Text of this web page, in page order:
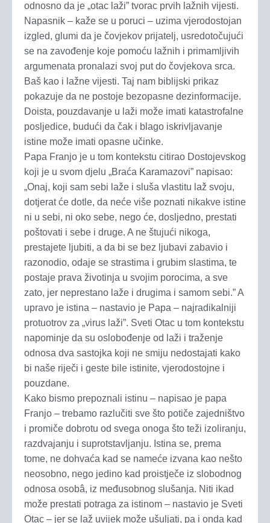
odnosno da je „otac laži” tvorac prvih lažnih vijesti.
Napasnik – kaže se u poruci – uzima vjerodostojan
izgled, glumi da je čovjekov prijatelj, usredotočujući
se na zavođenje koje pomoću lažnih i primamljivih
argumenata pronalazi svoj put do čovjekova srca.
Baš kao i lažne vijesti. Taj nam biblijski prikaz
pokazuje da ne postoje bezopasne dezinformacije.
Doista, pouzdavanje u laži može imati katastrofalne
posljedice, budući da čak i blago iskrivljavanje
istine može imati opasne učinke.
Papa Franjo je u tom kontekstu citirao Dostojevskog
koji je u svom djelu „Braća Karamazovi” napisao:
„Onaj, koji sam sebi laže i sluša vlastitu laž svoju,
dotjerat će dotle, da neće više poznati nikakve istine
ni u sebi, ni oko sebe, nego će, dosljedno, prestati
poštovati i sebe i druge. A ne štujući nikoga,
prestajete ljubiti, a da bi se bez ljubavi zabavio i
razonodio, odaje se strastima i grubim slastima, te
postaje prava životinja u svojim porocima, a sve
zato, jer neprestano laže i drugima i samom sebi.” A
upravo je istina – nastavio je Papa – najradikalniji
protuotrov za „virus laži”. Sveti Otac u tom kontekstu
napominje da su oslobođenje od laži i traženje
odnosa dva sastojka koji ne smiju nedostajati kako
bi naše riječi i geste bile istinite, vjerodostojne i
pouzdane.
Kako bismo prepoznali istinu – napisao je papa
Franjo – trebamo razlučiti sve što potiče zajedništvo
i promiče dobrotu od svega onoga što teži izoliranju,
razdvajanju i suprotstavljanju. Istina se, prema
tome, ne dohvaća kad se nameće izvana kao nešto
neosobno, nego jedino kad proistječe iz slobodnog
odnosa osobâ, iz međusobnog slušanja. Niti ikad
može prestati potraga za istinom – nastavio je Sveti
Otac – jer se laž uvijek može ušuljati, pa i onda kad